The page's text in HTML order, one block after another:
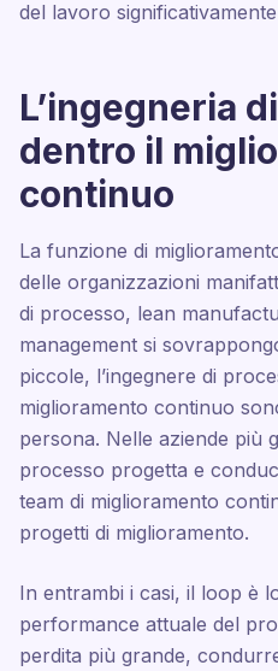
del lavoro
L’ingegneria
dentro il
continuo
La funzione di
delle organizzazioni
di processo, lean
management si
piccole, l’ingegnere di
miglioramento continuo
persona. Nelle aziende più
processo progetta e
team di miglioramento
progetti di miglioramento.
In entrambi i casi, il loop è
performance attuale del
perdita più grande,